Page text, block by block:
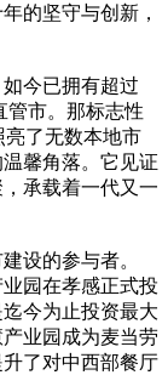
的坚守与创新，
今已拥有超过
管市。那标志性
亮了无数本地市
馨角落。它见证
承载着一代又一
设的参与者。
园在孝感正式投
今为止投资最大
业园成为麦当劳
了对中西部餐厅